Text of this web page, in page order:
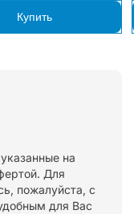
Купить
на
Для
пожалуйста, с
для Вас